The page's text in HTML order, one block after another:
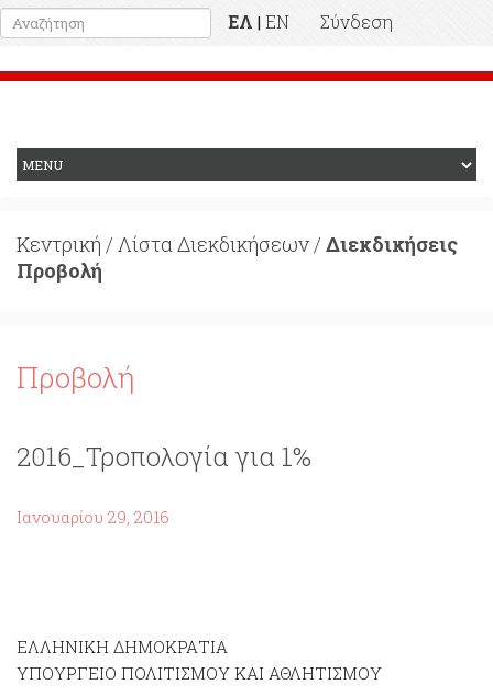
ΕΛ | EN
Σύνδεση
Κεντρική / Λίστα Διεκδικήσεων/ Διεκδικήσεις
Προβολή
Προβολή
2016_Τροπολογία για 1%
Ιανουαρίου 29, 2016
ΕΛΛΗΝΙΚΗ ΔΗΜΟΚΡΑΤΙΑ
ΥΠΟΥΡΓΕΙΟ ΠΟΛΙΤΙΣΜΟΥ ΚΑΙ ΑΘΛΗΤΙΣΜΟΥ